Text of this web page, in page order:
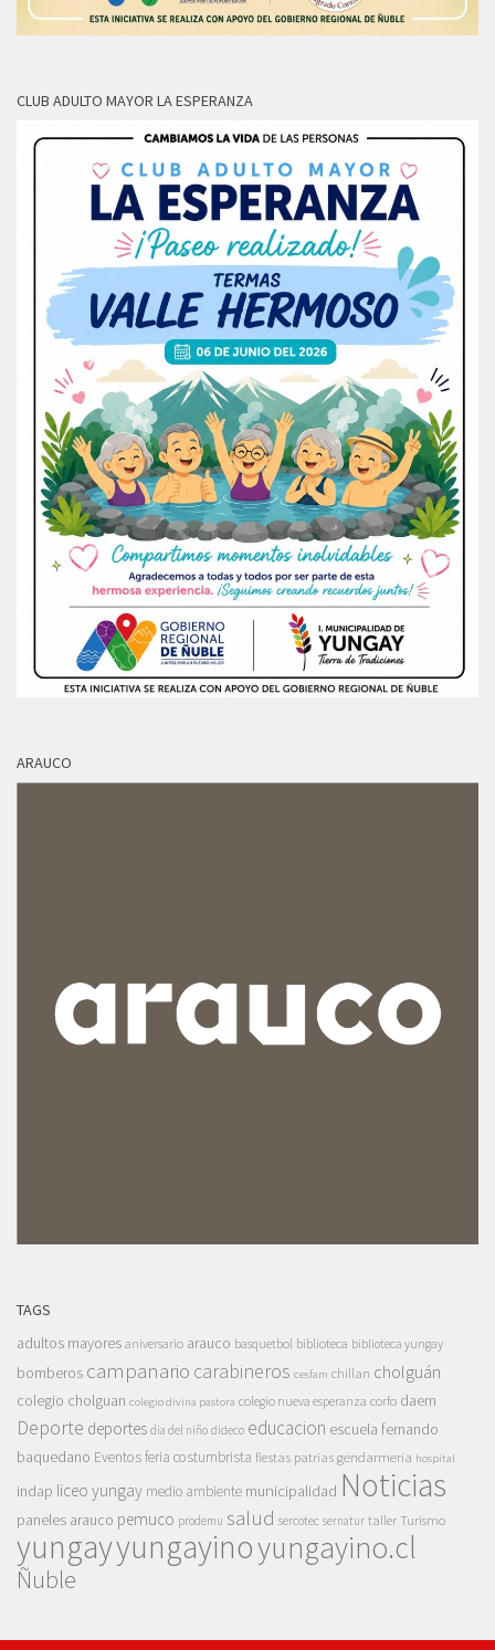
CLUB ADULTO MAYOR LA ESPERANZA
ARAUCO
TAGS
adultos mayores aniversario arauco basquetbol biblioteca biblioteca yungay
bomberos campanario carabineros cesfam chillan cholguán
colegio cholguan colegio divina pastora colegio nueva esperanza corfo daem
Deporte deportes dia del niño dideco educacion escuela fernando
baquedano Eventosferia costumbrista fiestas patrias gendarmeria hospital
indap liceo yungay medio ambiente municipalidad Noticias
paneles arauco pemuco prodemu salud sercotec sernatur taller Turismo
yungayyungayinoyungayino.cl
Ñuble